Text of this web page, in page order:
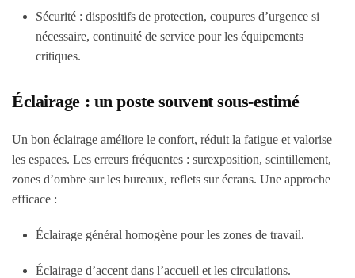
Sécurité : dispositifs de protection, coupures d’urgence si
nécessaire, continuité de service pour les équipements
critiques.
Éclairage : un poste souvent sous-estimé
Un bon éclairage améliore le confort, réduit la fatigue et valorise
les espaces. Les erreurs fréquentes : surexposition, scintillement,
zones d’ombre sur les bureaux, reflets sur écrans. Une approche
efficace :
Éclairage général homogène pour les zones de travail.
Éclairage d’accent dans l’accueil et les circulations.